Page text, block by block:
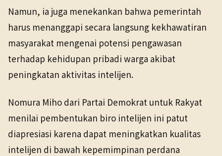
Namun, ia juga menekankan bahwa pemerintah
harus menanggapi secara langsung kekhawatiran
masyarakat mengenai potensi pengawasan
terhadap kehidupan pribadi warga akibat
peningkatan aktivitas intelijen.
Nomura Miho dari Partai Demokrat untuk Rakyat
menilai pembentukan biro intelijen ini patut
diapresiasi karena dapat meningkatkan kualitas
intelijen di bawah kepemimpinan perdana